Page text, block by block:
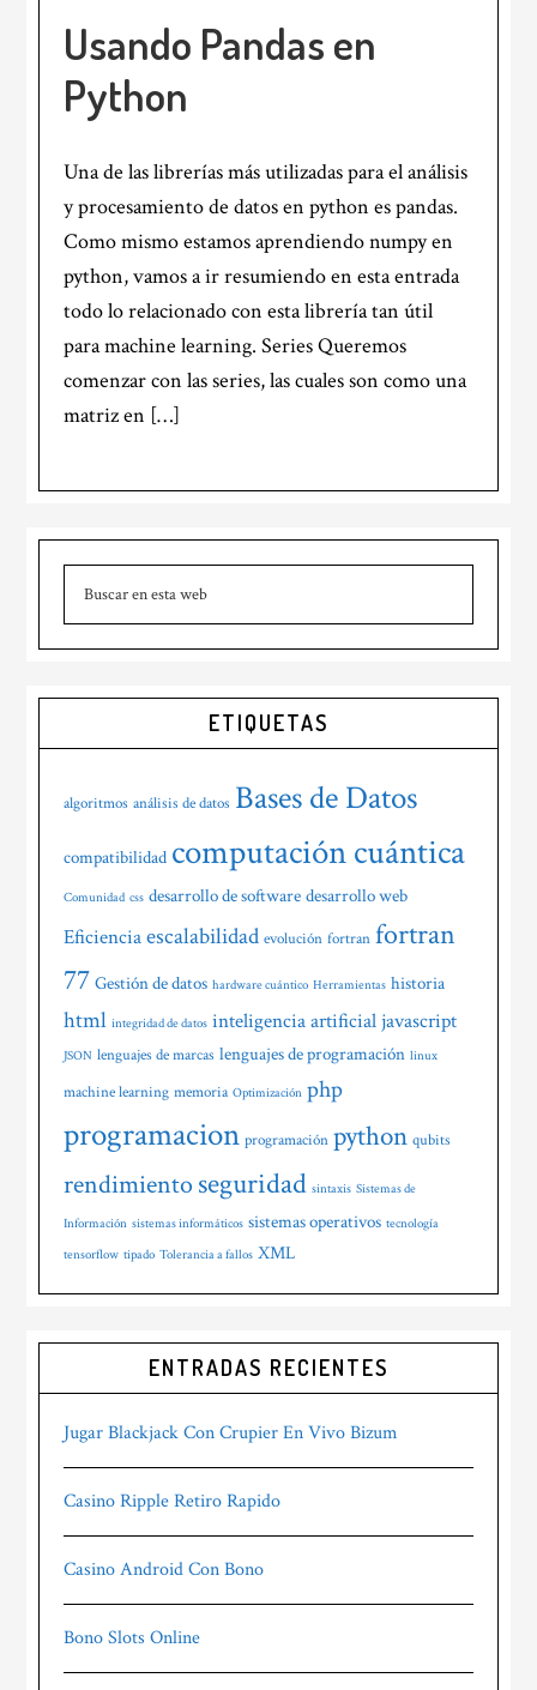
Usando Pandas en
Python
Una de las librerías más utilizadas para el análisis
y procesamiento de datos en python es pandas.
Como mismo estamos aprendiendo numpy en
python, vamos a ir resumiendo en esta entrada
todo lo relacionado con esta librería tan útil
para machine learning. Series Queremos
comenzar con las series, las cuales son como una
matriz en […]
Barra
lateral
principal
ETIQUETAS
algoritmos análisis de datos Bases de Datos
compatibilidad computación cuántica
Comunidad css desarrollo de software desarrollo web
Eficienciaescalabilidad evolución fortran fortran
77 Gestión de datos hardware cuántico Herramientas historia
html integridad de datos inteligencia artificialjavascript
JSON lenguajes de marcas lenguajes de programación linux
machine learning memoria Optimización php
programacion programación python qubits
rendimientoseguridad sintaxis Sistemas de
Información sistemas informáticos sistemas operativos tecnología
tensorflow tipado Tolerancia a fallos XML
ENTRADAS RECIENTES
Jugar Blackjack Con Crupier En Vivo Bizum
Casino Ripple Retiro Rapido
Casino Android Con Bono
Bono Slots Online